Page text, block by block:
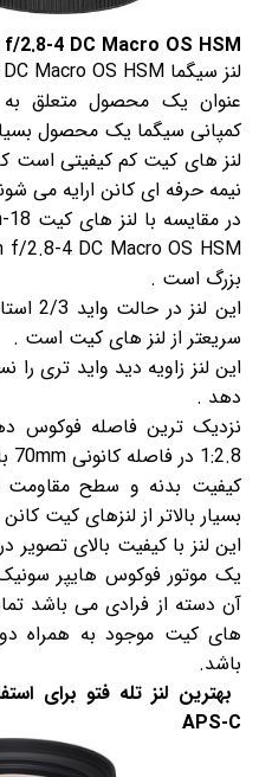
2.8-4 DC Macro OS HSM
کمپانی سیگما یک محصول
لنز های کیت کم کیفیتی است
نیمه حرفه ای کانن ارایه می
بزرگ است .
این
سریعتر از لنز های کیت است .
این لنز زاویه دید واید تری
دهد .
1:2.8 در فاصله کانونی 70mm با این لنز قابل دستیابی است .
کیفیت بدنه و سطح مقاومت
بسیار بالاتر از لنزهای کیت
این لنز با کیفیت بالای تصویر
یک موتور فوکوس هایپر
آن دسته از فرادی می باشد
های کیت موجود به همراه
باشد.
بهترین لنز تله فتو برای
APS-C